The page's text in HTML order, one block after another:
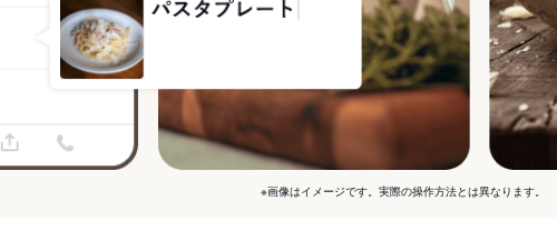
※画像はイメージです。実際の操作方法とは異なります。